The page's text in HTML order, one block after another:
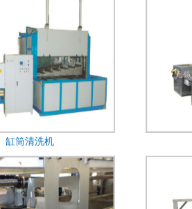
缸筒清洗机